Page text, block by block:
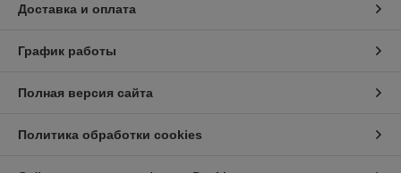
Доставка и оплата
График работы
Полная версия сайта
Политика обработки cookies